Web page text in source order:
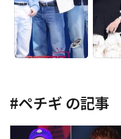
#ペチギ の記事